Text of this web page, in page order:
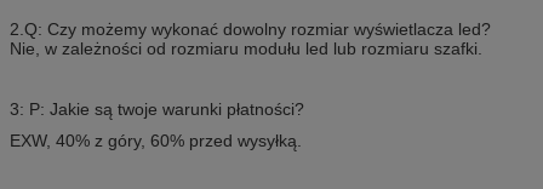
2.Q: Czy możemy wykonać dowolny rozmiar wyświetlacza led?
Nie, w zależności od rozmiaru modułu led lub rozmiaru szafki.
3: P: Jakie są twoje warunki płatności?
EXW, 40% z góry, 60% przed wysyłką.